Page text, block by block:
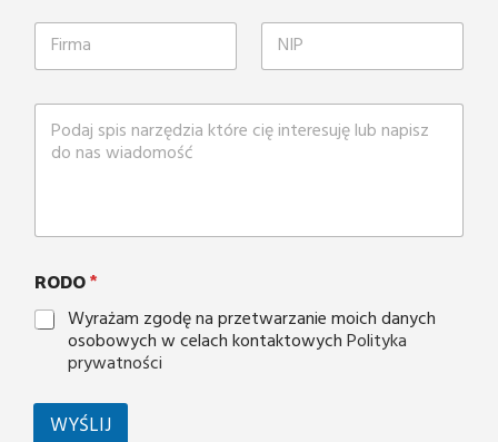
RODO*
Wyrażam zgodę na przetwarzanie moich danych
osobowych w celach kontaktowychPolityka
prywatności
WYŚLIJ